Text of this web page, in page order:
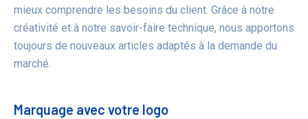
mieux comprendre les besoins du client. Grâce à notre
créativité et à notre savoir-faire technique, nous apportons
toujours de nouveaux articles adaptés à la demande du
marché.
Marquage avec votre logo